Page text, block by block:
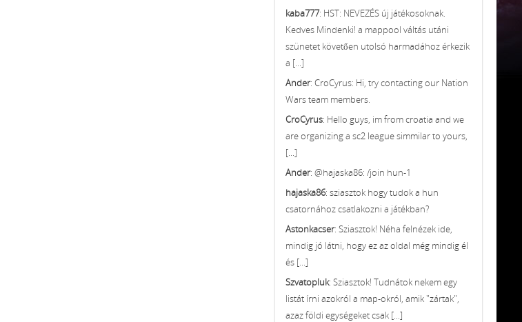
kaba777: HST: NEVEZÉS új játékosoknak.
Kedves Mindenki! a mappool váltás utáni
szünetet követően utolsó harmadához érkezik
a [...]
Ander: CroCyrus: Hi, try contacting our Nation
Wars team members.
CroCyrus: Hello guys, im from croatia and we
are organizing a sc2 league simmilar to yours,
[...]
Ander: @hajaska86: /join hun-1
hajaska86: sziasztok hogy tudok a hun
csatornához csatlakozni a játékban?
Astonkacser: Sziasztok! Néha felnézek ide,
mindig jó látni, hogy ez az oldal még mindig él
és [...]
Szvatopluk: Sziasztok! Tudnátok nekem egy
listát írni azokról a map-okról, amik "zártak",
azaz földi egységeket csak [...]